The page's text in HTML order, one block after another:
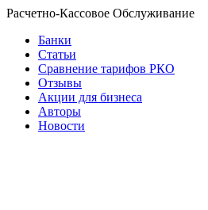
Расчетно-Кассовое Обслуживание
Банки
Статьи
Сравнение тарифов РКО
Отзывы
Акции для бизнеса
Авторы
Новости